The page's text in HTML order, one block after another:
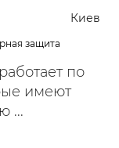
Киев
защита
по
имеют
...